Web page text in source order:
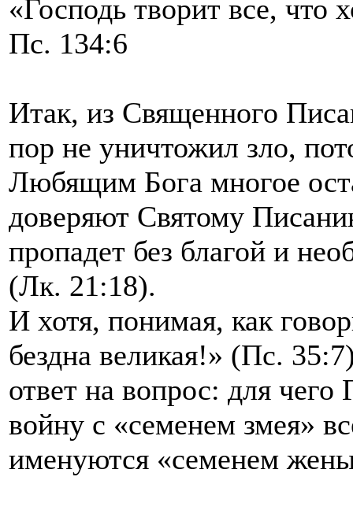
«Господь творит все, что
Пс. 134:6
Итак, из Священного
пор не уничтожил зло,
Любящим Бога многое
доверяют Святому
пропадет без благой и
(Лк. 21:18).
И хотя, понимая, как
бездна великая!» (Пс.
ответ на вопрос: для
войну с «семенем змея»
именуются «семенем